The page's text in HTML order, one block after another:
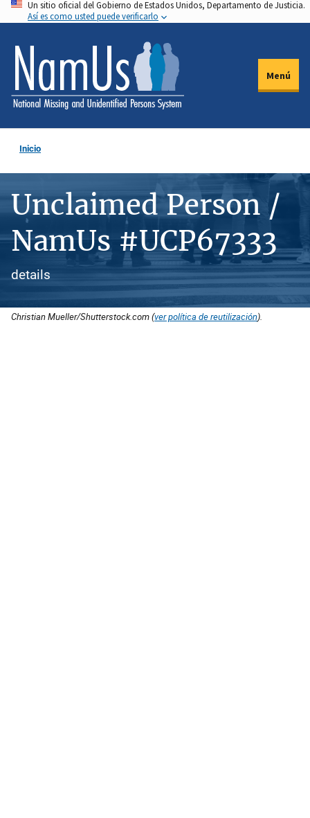
Pasar
al
contenido
principal
Un sitio oficial del Gobierno de Estados Unidos, Departamento de Justicia.
Así es como usted puede verificarlo
Menú
Inicio
Unclaimed Person /
NamUs #UCP67333
details
Christian Mueller/Shutterstock.com (ver política de reutilización).